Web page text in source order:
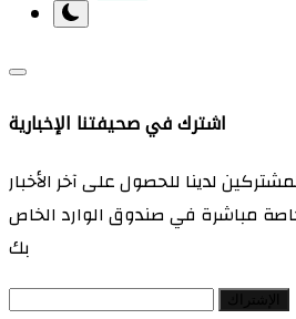
اشترك في صحيفتنا الإخبارية
لدينا للحصول على آخر الأخبار
مباشرة في صندوق الوارد الخاص
بك